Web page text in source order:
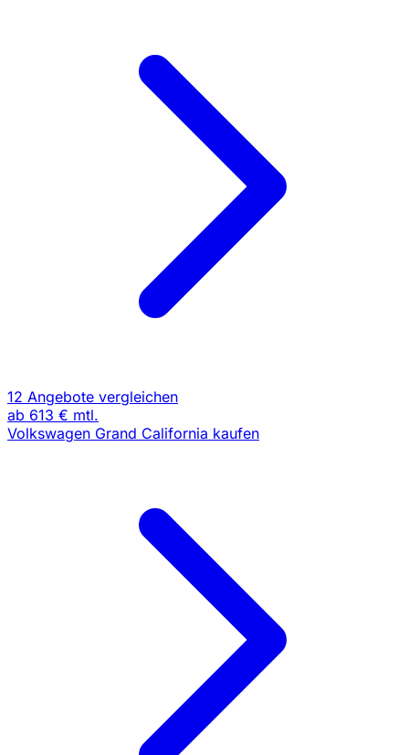
12 Angebote vergleichen
ab 613 € mtl.
Volkswagen Grand California kaufen